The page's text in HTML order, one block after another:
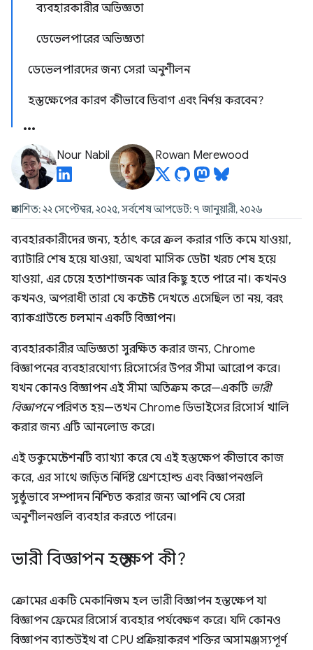
ব্যবহারকারীর অভিজ্ঞতা
ডেভেলপারের অভিজ্ঞতা
ডেভেলপারদের জন্য সেরা অনুশীলন
হস্তক্ষেপের কারণ কীভাবে ডিবাগ এবং নির্ণয় করবেন?
Nour Nabil Rowan Merewood
প্রকাশিত: ২২ সেপ্টেম্বর, ২০২৫, সর্বশেষ আপডেট: ৭ জানুয়ারী, ২০২৬
ব্যবহারকারীদের জন্য, হঠাৎ করে ক্রল করার গতি কমে যাওয়া,
ব্যাটারি শেষ হয়ে যাওয়া, অথবা মাসিক ডেটা খরচ শেষ হয়ে
যাওয়া, এর চেয়ে হতাশাজনক আর কিছু হতে পারে না। কখনও
কখনও, অপরাধী তারা যে কন্টেন্ট দেখতে এসেছিল তা নয়, বরং
ব্যাকগ্রাউন্ডে চলমান একটি বিজ্ঞাপন।
ব্যবহারকারীর অভিজ্ঞতা সুরক্ষিত করার জন্য, Chrome
বিজ্ঞাপনের ব্যবহারযোগ্য রিসোর্সের উপর সীমা আরোপ করে।
যখন কোনও বিজ্ঞাপন এই সীমা অতিক্রম করে—একটি ভারী
বিজ্ঞাপনেপরিণত হয়—তখন Chrome ডিভাইসের রিসোর্স খালি
করার জন্য এটি আনলোড করে।
এই ডকুমেন্টেশনটি ব্যাখ্যা করে যে এই হস্তক্ষেপ কীভাবে কাজ
করে, এর সাথে জড়িত নির্দিষ্ট থ্রেশহোল্ড এবং বিজ্ঞাপনগুলি
সুষ্ঠুভাবে সম্পাদন নিশ্চিত করার জন্য আপনি যে সেরা
অনুশীলনগুলি ব্যবহার করতে পারেন।
ভারী বিজ্ঞাপন হস্তক্ষেপ কী?
ক্রোমের একটি মেকানিজম হল ভারী বিজ্ঞাপন হস্তক্ষেপ যা
বিজ্ঞাপন ফ্রেমের রিসোর্স ব্যবহার পর্যবেক্ষণ করে। যদি কোনও
বিজ্ঞাপন ব্যান্ডউইথ বা CPU প্রক্রিয়াকরণ শক্তির অসামঞ্জস্যপূর্ণ